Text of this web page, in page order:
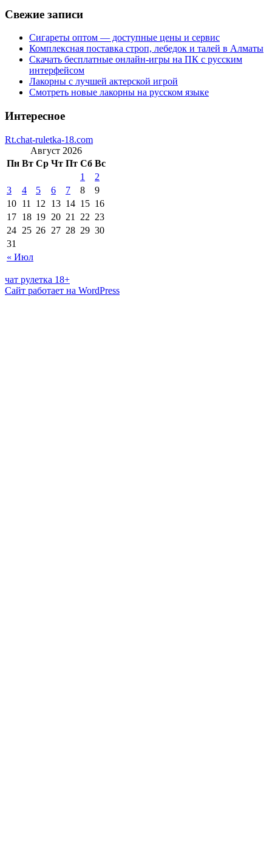
Свежие записи
Сигареты оптом — доступные цены и сервис
Комплексная поставка строп, лебедок и талей в Алматы
Скачать бесплатные онлайн-игры на ПК с русским
интерфейсом
Лакорны с лучшей актерской игрой
Смотреть новые лакорны на русском языке
Интересное
Rt.chat-ruletka-18.com
Август 2026
Пн Вт Ср Чт Пт Сб Вс
« Июл
1
2
3
4 5 6 7 8
9
10 11 12 13 14 15 16
17 18 19 20 21 22 23
24 25 26 27 28 29 30
31
чат рулетка 18+
Сайт работает на WordPress